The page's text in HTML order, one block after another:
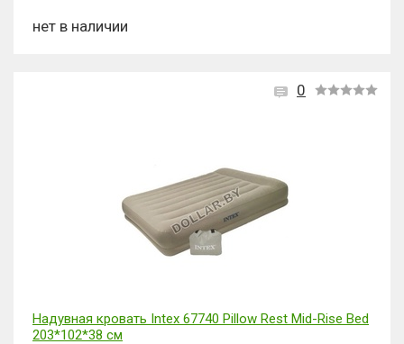
нет в наличии
0
Надувная кровать Intex 67740 Pillow Rest Mid-Rise Bed
203*102*38 см